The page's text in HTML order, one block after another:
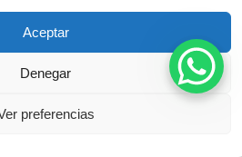
Aceptar
Denegar
preferencias
principales causas de
actual y